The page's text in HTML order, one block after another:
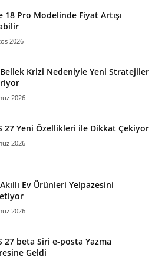
18 Pro Modelinde Fiyat Artışı
2026
Krizi Nedeniyle Yeni Stratejiler
2026
27 Yeni Özellikleri ile Dikkat Çekiyor
2026
Ev Ürünleri Yelpazesini
2026
27 beta Siri e-posta Yazma
Geldi